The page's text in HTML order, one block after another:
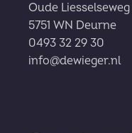
Oude
5751 WN Deurne
0493 32 29 30
info@dewieger.nl